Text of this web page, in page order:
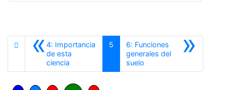
«4: Importancia
de esta
ciencia
5 »
6: Funciones
generales del
suelo